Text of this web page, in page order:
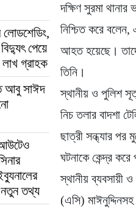
লোডশেডিং,
পেয়ে
লাখ গ্রাহক
আবু সাঈদ
তথ্য
দক্ষিণ সুরমা
নিশ্চিত করে
আহত হয়েছে।
তিনি।
স্থানীয় ও পুলিশ
নিচ তলার বাদশা
ছাত্রী সন্ধ্যার
ঘটনাকে কেন্দ্র করে
স্থানীয় ব্যবসায়ী ও
(এসি)